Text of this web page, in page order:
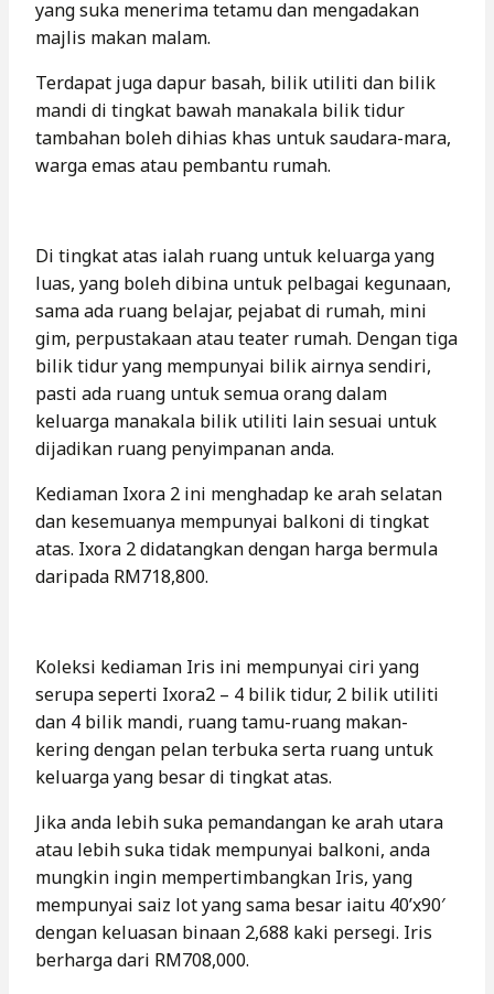
yang suka menerima tetamu dan mengadakan
majlis makan malam.
Terdapat juga dapur basah, bilik utiliti dan bilik
mandi di tingkat bawah manakala bilik tidur
tambahan boleh dihias khas untuk saudara-mara,
warga emas atau pembantu rumah.
Di tingkat atas ialah ruang untuk keluarga yang
luas, yang boleh dibina untuk pelbagai kegunaan,
sama ada ruang belajar, pejabat di rumah, mini
gim, perpustakaan atau teater rumah. Dengan tiga
bilik tidur yang mempunyai bilik airnya sendiri,
pasti ada ruang untuk semua orang dalam
keluarga manakala bilik utiliti lain sesuai untuk
dijadikan ruang penyimpanan anda.
Kediaman Ixora 2 ini menghadap ke arah selatan
dan kesemuanya mempunyai balkoni di tingkat
atas. Ixora 2 didatangkan dengan harga bermula
daripada RM718,800.
Koleksi kediaman Iris ini mempunyai ciri yang
serupa seperti Ixora2 – 4 bilik tidur, 2 bilik utiliti
dan 4 bilik mandi, ruang tamu-ruang makan-
kering dengan pelan terbuka serta ruang untuk
keluarga yang besar di tingkat atas.
Jika anda lebih suka pemandangan ke arah utara
atau lebih suka tidak mempunyai balkoni, anda
mungkin ingin mempertimbangkan Iris, yang
mempunyai saiz lot yang sama besar iaitu 40’x90′
dengan keluasan binaan 2,688 kaki persegi. Iris
berharga dari RM708,000.